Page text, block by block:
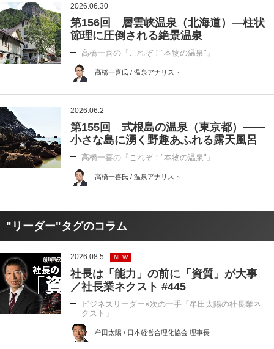
2026.06.30
第156回 層雲峡温泉（北海道）―柱状
節理に圧倒される絶景温泉
高橋一喜の『これぞ！"本物の温泉"』
高橋一喜氏 / 温泉アナリスト
2026.06.2
第155回 式根島の温泉（東京都）――
小さな島に湧く野趣あふれる露天風呂
高橋一喜の『これぞ！"本物の温泉"』
高橋一喜氏 / 温泉アナリスト
"リーダー"タグのコラム
2026.08.5 NEW
社長は「能力」の前に「資質」が大事
／社長業ネクスト #445
ビジネスリーダー×次の一手「牟田太陽の社長業ネ
クスト」
牟田太陽 / 日本経営合理化協会 理事長